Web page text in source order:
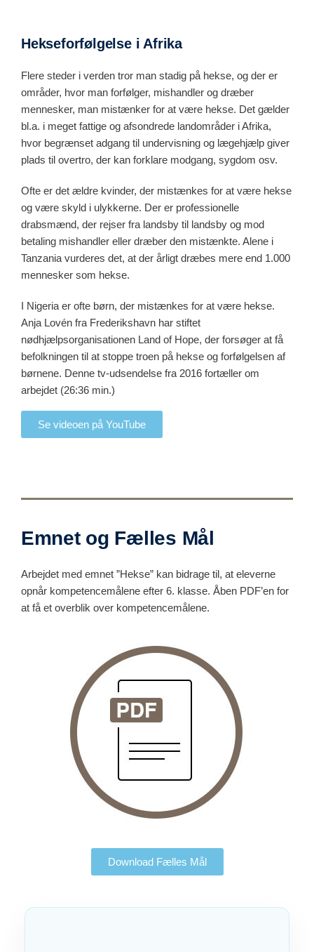
Hekseforfølgelse i Afrika
Flere steder i verden tror man stadig på hekse, og der er
områder, hvor man forfølger, mishandler og dræber
mennesker, man mistænker for at være hekse. Det gælder
bl.a. i meget fattige og afsondrede landområder i Afrika,
hvor begrænset adgang til undervisning og lægehjælp giver
plads til overtro, der kan forklare modgang, sygdom osv.
Ofte er det ældre kvinder, der mistænkes for at være hekse
og være skyld i ulykkerne. Der er professionelle
drabsmænd, der rejser fra landsby til landsby og mod
betaling mishandler eller dræber den mistænkte. Alene i
Tanzania vurderes det, at der årligt dræbes mere end 1.000
mennesker som hekse.
I Nigeria er ofte børn, der mistænkes for at være hekse.
Anja Lovén fra Frederikshavn har stiftet
nødhjælpsorganisationen Land of Hope, der forsøger at få
befolkningen til at stoppe troen på hekse og forfølgelsen af
børnene. Denne tv-udsendelse fra 2016 fortæller om
arbejdet (26:36 min.)
Se videoen på YouTube
Emnet og Fælles Mål
Arbejdet med emnet ”Hekse” kan bidrage til, at eleverne
opnår kompetencemålene efter 6. klasse. Åben PDF’en for
at få et overblik over kompetencemålene.
Download Fælles Mål